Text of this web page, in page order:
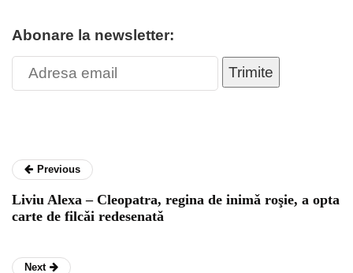
Abonare la newsletter:
Trimite
Previous
Liviu Alexa – Cleopatra, regina de inimǎ roşie, a opta
carte de filcǎi redesenatǎ
Next